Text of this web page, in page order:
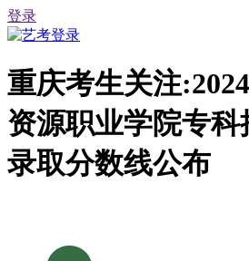
登录
重庆考生关注
资源职业学院专
录取分数线公布